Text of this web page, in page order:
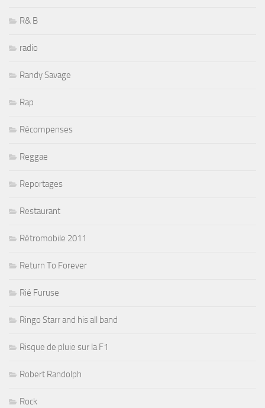
R& B
radio
Randy Savage
Rap
Récompenses
Reggae
Reportages
Restaurant
Rétromobile 2011
Return To Forever
Rié Furuse
Ringo Starr and his all band
Risque de pluie sur la F1
Robert Randolph
Rock